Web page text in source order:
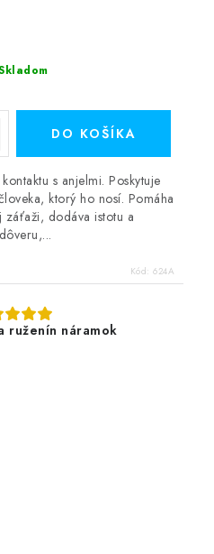
DO KOŠÍKA
s anjelmi. Poskytuje
ktorý ho nosí. Pomáha
záťaži, dodáva istotu a
Kód: 624A
ruženín náramok